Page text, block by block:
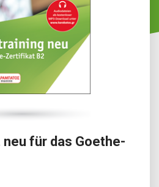
für das Goethe-